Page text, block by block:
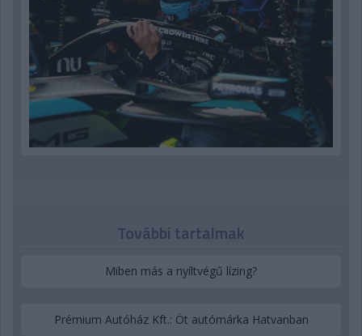
További tartalmak
Miben más a nyíltvégű lízing?
Prémium Autóház Kft.: Öt autómárka Hatvanban